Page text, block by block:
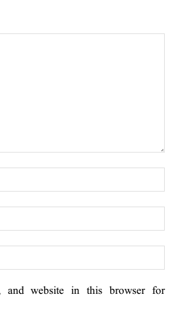
and website in this browser for